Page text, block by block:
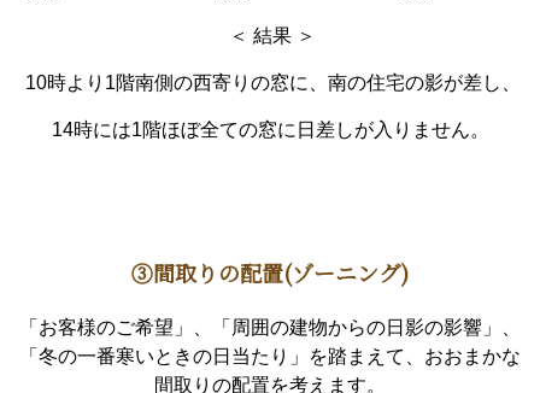
＜ 結果 ＞
10時より1階南側の西寄りの窓に、南の住宅の影が差し、
14時には1階ほぼ全ての窓に日差しが入りません。
③間取りの配置(ゾーニング)
「お客様のご希望」、「周囲の建物からの日影の影響」、
「冬の一番寒いときの日当たり」を踏まえて、おおまかな
間取りの配置を考えます。